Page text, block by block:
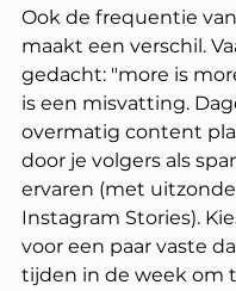
Ook de frequentie
maakt een verschil.
gedacht: "more is
is een misvatting.
overmatig content
door je volgers als
ervaren (met
Instagram Stories).
voor een paar vaste
tijden in de week om